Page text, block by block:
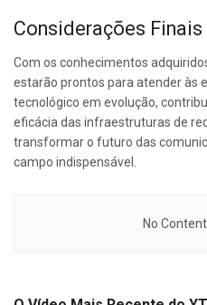
Considerações Finais
Com os conhecimentos
estarão prontos para atender às
tecnológico em evolução,
eficácia das infraestruturas de
transformar o futuro das
campo indispensável.
No